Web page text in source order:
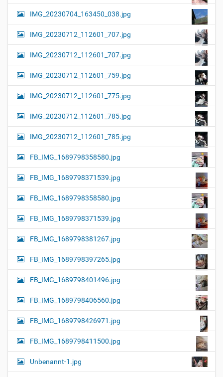
IMG_20230704_163450_038.jpg
IMG_20230712_112601_707.jpg
IMG_20230712_112601_707.jpg
IMG_20230712_112601_759.jpg
IMG_20230712_112601_775.jpg
IMG_20230712_112601_785.jpg
IMG_20230712_112601_785.jpg
FB_IMG_1689798358580.jpg
FB_IMG_1689798371539.jpg
FB_IMG_1689798358580.jpg
FB_IMG_1689798371539.jpg
FB_IMG_1689798381267.jpg
FB_IMG_1689798397265.jpg
FB_IMG_1689798401496.jpg
FB_IMG_1689798406560.jpg
FB_IMG_1689798426971.jpg
FB_IMG_1689798411500.jpg
Unbenannt-1.jpg